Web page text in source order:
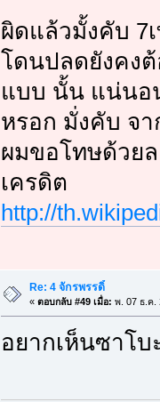
ผิดแล้วมั้งคับ 7
โดนปลดยังคง
แบบ นั้น แน่นอ
หรอก มั่งคับ จา
ผมขอโทษด้วย
เครดิต
http://
Re: 4 จักรพรรดิ์
« ตอบกลับ #49 เมื่อ: พ. 07 ธ.ค.
อยากเห็นซาโ